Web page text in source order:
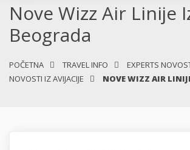
Nove Wizz Air Linije
Beograda
POČETNA TRAVEL INFO
EXPERTS
NOVOSTI IZ AVIJACIJE
NOVE WIZZ AIR